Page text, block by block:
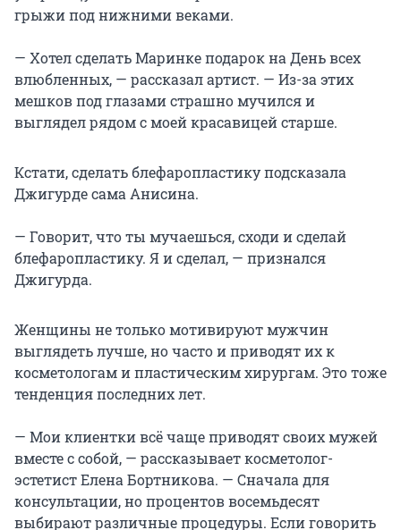
грыжи под нижними веками.
— Хотел сделать Маринке подарок на День всех
влюбленных, — рассказал артист. — Из-за этих
мешков под глазами страшно мучился и
выглядел рядом с моей красавицей старше.
Кстати, сделать блефаропластику подсказала
Джигурде сама Анисина.
— Говорит, что ты мучаешься, сходи и сделай
блефаропластику. Я и сделал, — признался
Джигурда.
Женщины не только мотивируют мужчин
выглядеть лучше, но часто и приводят их к
косметологам и пластическим хирургам. Это тоже
тенденция последних лет.
— Мои клиентки всё чаще приводят своих мужей
вместе с собой, — рассказывает косметолог-
эстетист Елена Бортникова. — Сначала для
консультации, но процентов восемьдесят
выбирают различные процедуры. Если говорить